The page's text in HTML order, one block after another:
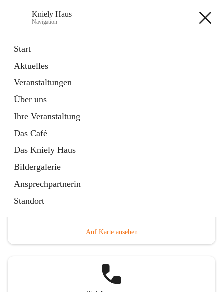
Kniely Haus
Navigation
Start
Aktuelles
Veranstaltungen
Über uns
Ihre Veranstaltung
Das Café
Das Kniely Haus
Bildergalerie
Ansprechpartnerin
Standort
Externe Webseite
in
Tab
Ö-Ticket
Externe Webseite
öffnet
in
neuem
Tab
Arnfelser Straße 10, 8463 Leutschach an der Weinstraße,
Auf Karte ansehen